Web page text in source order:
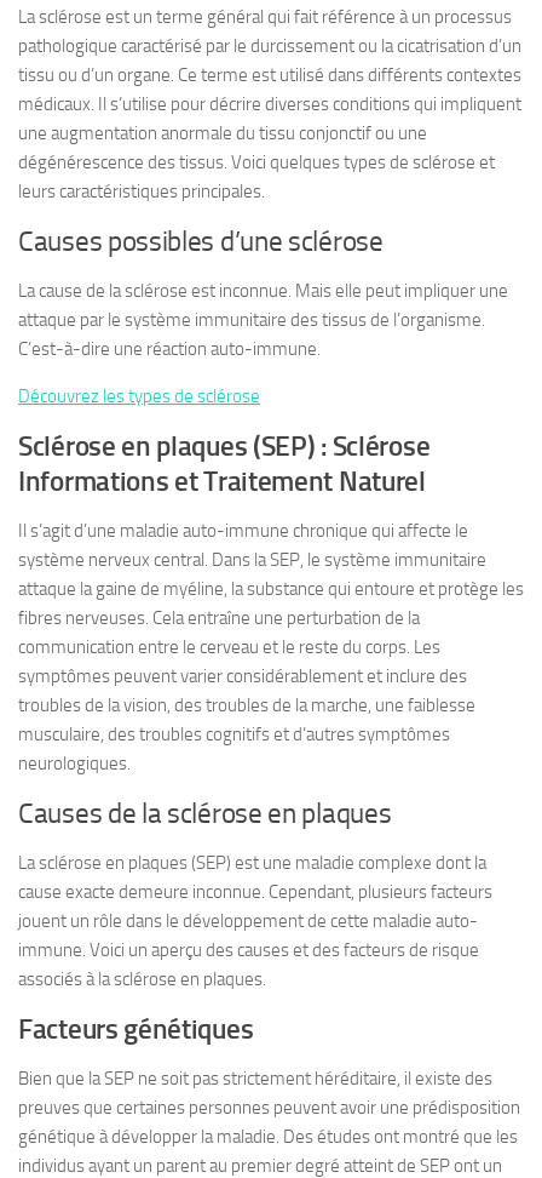
La sclérose est un terme général qui fait référence à un processus
pathologique caractérisé par le durcissement ou la cicatrisation d’un
tissu ou d’un organe. Ce terme est utilisé dans différents contextes
médicaux. Il s’utilise pour décrire diverses conditions qui impliquent
une augmentation anormale du tissu conjonctif ou une
dégénérescence des tissus. Voici quelques types de sclérose et
leurs caractéristiques principales.
Causes possibles d’une sclérose
La cause de la sclérose est inconnue. Mais elle peut impliquer une
attaque par le système immunitaire des tissus de l’organisme.
C’est-à-dire une réaction auto-immune.
Découvrez les types de sclérose
Sclérose en plaques (SEP) : Sclérose
Informations et Traitement Naturel
Il s’agit d’une maladie auto-immune chronique qui affecte le
système nerveux central. Dans la SEP, le système immunitaire
attaque la gaine de myéline, la substance qui entoure et protège les
fibres nerveuses. Cela entraîne une perturbation de la
communication entre le cerveau et le reste du corps. Les
symptômes peuvent varier considérablement et inclure des
troubles de la vision, des troubles de la marche, une faiblesse
musculaire, des troubles cognitifs et d’autres symptômes
neurologiques.
Causes de la sclérose en plaques
La sclérose en plaques (SEP) est une maladie complexe dont la
cause exacte demeure inconnue. Cependant, plusieurs facteurs
jouent un rôle dans le développement de cette maladie auto-
immune. Voici un aperçu des causes et des facteurs de risque
associés à la sclérose en plaques.
Facteurs génétiques
Bien que la SEP ne soit pas strictement héréditaire, il existe des
preuves que certaines personnes peuvent avoir une prédisposition
génétique à développer la maladie. Des études ont montré que les
individus ayant un parent au premier degré atteint de SEP ont un